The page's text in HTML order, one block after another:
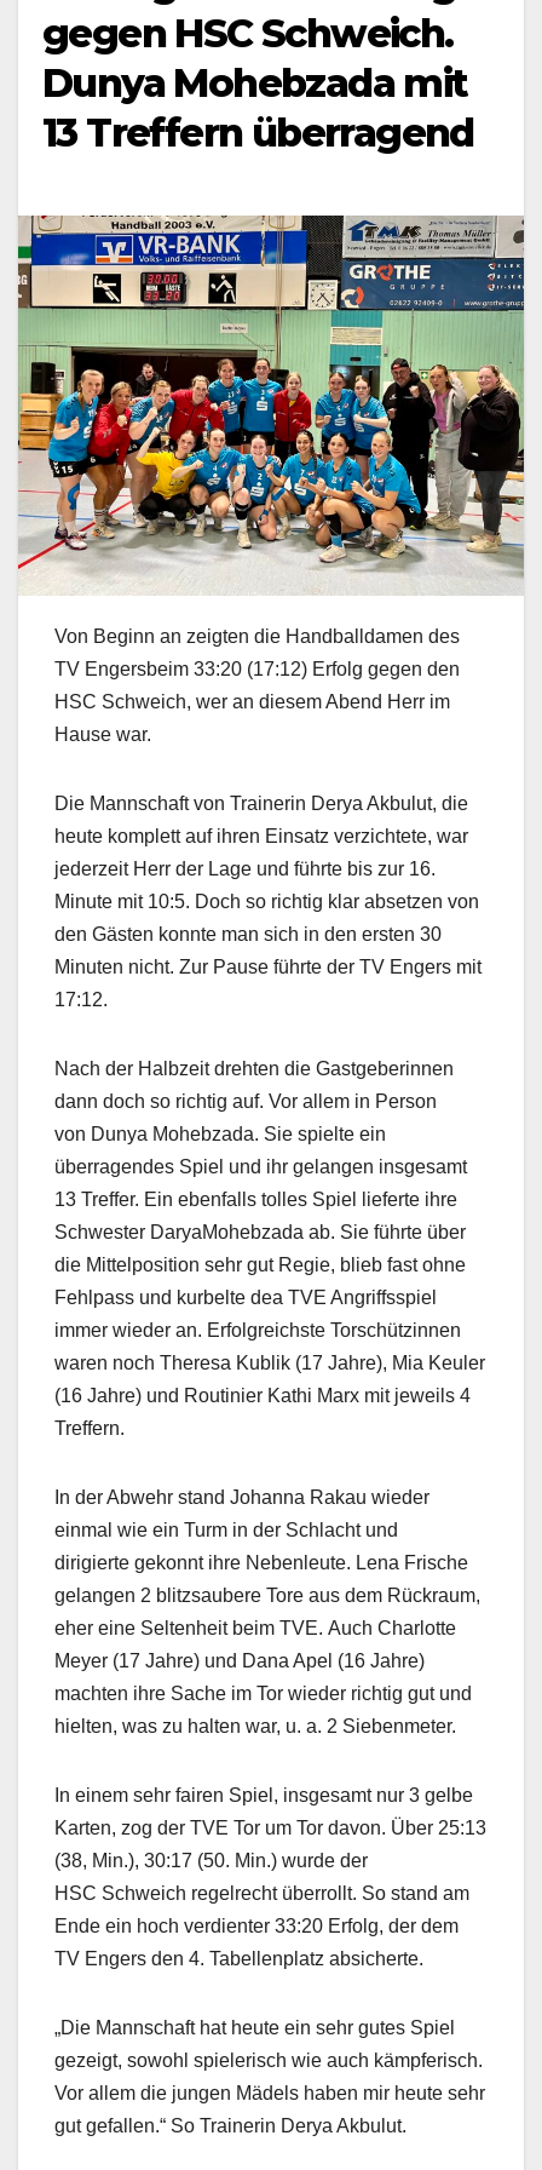
gegen HSC Schweich.
Dunya Mohebzada mit
13 Treffern überragend
Von Beginn an zeigten die Handballdamen des
TV Engersbeim 33:20 (17:12) Erfolg gegen den
HSC Schweich, wer an diesem Abend Herr im
Hause war.
Die Mannschaft von Trainerin Derya Akbulut, die
heute komplett auf ihren Einsatz verzichtete, war
jederzeit Herr der Lage und führte bis zur 16.
Minute mit 10:5. Doch so richtig klar absetzen von
den Gästen konnte man sich in den ersten 30
Minuten nicht. Zur Pause führte der TV Engers mit
17:12.
Nach der Halbzeit drehten die Gastgeberinnen
dann doch so richtig auf. Vor allem in Person
von Dunya Mohebzada. Sie spielte ein
überragendes Spiel und ihr gelangen insgesamt
13 Treffer. Ein ebenfalls tolles Spiel lieferte ihre
Schwester DaryaMohebzada ab. Sie führte über
die Mittelposition sehr gut Regie, blieb fast ohne
Fehlpass und kurbelte dea TVE Angriffsspiel
immer wieder an. Erfolgreichste Torschützinnen
waren noch Theresa Kublik (17 Jahre), Mia Keuler
(16 Jahre) und Routinier Kathi Marx mit jeweils 4
Treffern.
In der Abwehr stand Johanna Rakau wieder
einmal wie ein Turm in der Schlacht und
dirigierte gekonnt ihre Nebenleute. Lena Frische
gelangen 2 blitzsaubere Tore aus dem Rückraum,
eher eine Seltenheit beim TVE. Auch Charlotte
Meyer (17 Jahre) und Dana Apel (16 Jahre)
machten ihre Sache im Tor wieder richtig gut und
hielten, was zu halten war, u. a. 2 Siebenmeter.
In einem sehr fairen Spiel, insgesamt nur 3 gelbe
Karten, zog der TVE Tor um Tor davon. Über 25:13
(38, Min.), 30:17 (50. Min.) wurde der
HSC Schweich regelrecht überrollt. So stand am
Ende ein hoch verdienter 33:20 Erfolg, der dem
TV Engers den 4. Tabellenplatz absicherte.
„Die Mannschaft hat heute ein sehr gutes Spiel
gezeigt, sowohl spielerisch wie auch kämpferisch.
Vor allem die jungen Mädels haben mir heute sehr
gut gefallen.“ So Trainerin Derya Akbulut.